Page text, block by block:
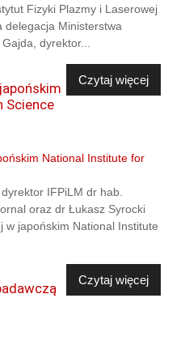
Fizyki Plazmy i Laserowej
delegacja Ministerstwa
Gajda, dyrektor...
Czytaj więcej
Science
IFPiLM dr hab.
oraz dr Łukasz Syrocki
w japońskim National Institute
Czytaj więcej